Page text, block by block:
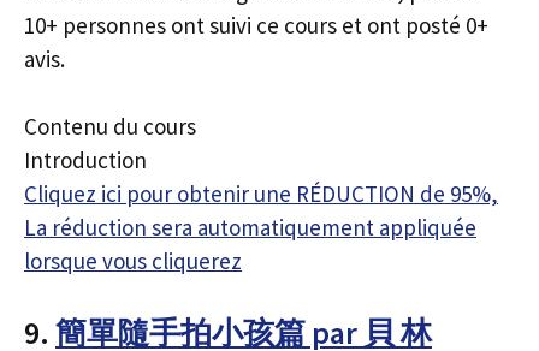
10+ personnes ont suivi ce cours et ont posté 0+
avis.
Contenu du cours
Introduction
Cliquez ici pour obtenir une RÉDUCTION de 95%,
La réduction sera automatiquement appliquée
lorsque vous cliquerez
9. 簡單隨手拍小孩篇 par 貝 林